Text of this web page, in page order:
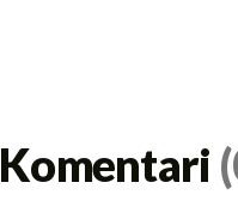
Komentari